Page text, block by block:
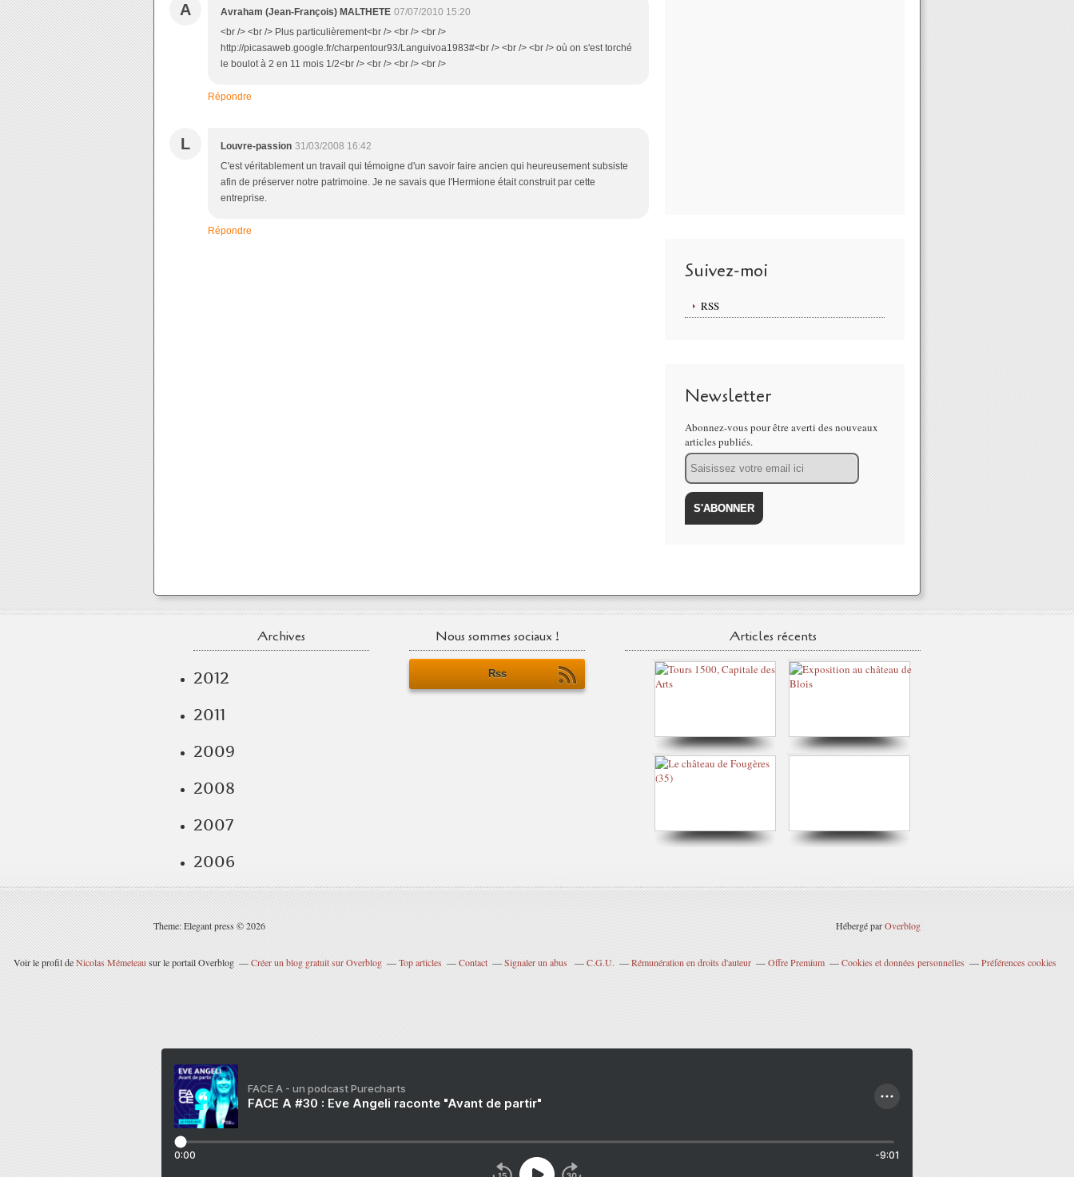
A Avraham (Jean-François) MALTHETE 07/07/2010 15:20
<br /> <br /> Plus particulièrement<br /> <br /> <br />
http://picasaweb.google.fr/charpentour93/Languivoa1983#<br /> <br /> <br /> où on s'est torché
le boulot à 2 en 11 mois 1/2<br /> <br /> <br /> <br />
Répondre
L Louvre-passion 31/03/2008 16:42
C'est véritablement un travail qui témoigne d'un savoir faire ancien qui heureusement subsiste
afin de préserver notre patrimoine. Je ne savais que l'Hermione était construit par cette
entreprise.
Répondre
Suivez-moi
RSS
Newsletter
Abonnez-vous pour être averti des nouveaux
articles publiés.
Email
Archives
2012
2011
2009
2008
2007
2006
Nous sommes sociaux !
Rss
Articles récents
Theme: Elegant press © 2026 Hébergé parOverblog
Voir le profil deNicolas Mémeteausur le portail Overblog Créer un blog gratuit sur Overblog Top articles Contact Signaler un abus C.G.U. Rémunération en droits d'auteur Offre Premium Cookies et données personnelles Préférences cookies
FACE A - un podcast Purecharts
FACE A #30 : Eve Angeli raconte "Avant de partir"
0:00 -9:01